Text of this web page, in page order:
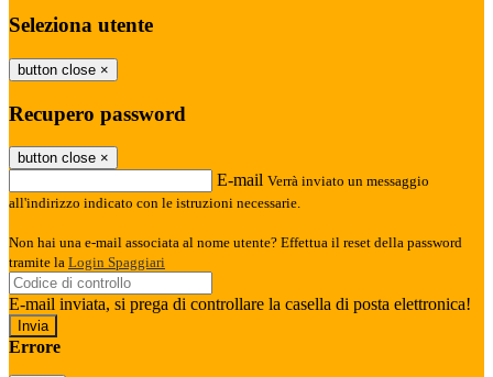
Seleziona utente
button close ×
Recupero password
button close ×
E-mail Verrà inviato un messaggio
all'indirizzo indicato con le istruzioni necessarie.
Non hai una e-mail associata al nome utente? Effettua il reset della password
tramite la Login Spaggiari
E-mail inviata, si prega di controllare la casella di posta elettronica!
Errore